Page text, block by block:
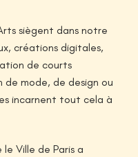
siègent dans notre
créations digitales,
de courts
de mode, de design ou
incarnent tout cela à
Ville de Paris a